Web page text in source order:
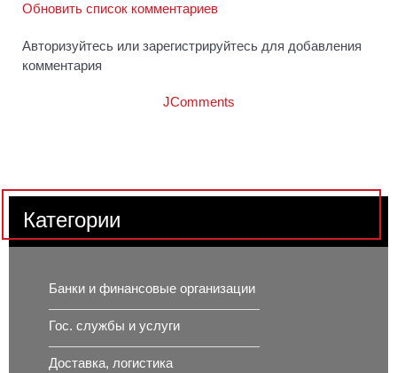
Обновить список комментариев
Авторизуйтесь или зарегистрируйтесь для добавления
комментария
JComments
Категории
Банки и финансовые организации
Гос. службы и услуги
Доставка, логистика